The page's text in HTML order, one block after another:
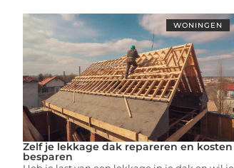
WONINGEN
Zelf je lekkage dak repareren en kosten
besparen